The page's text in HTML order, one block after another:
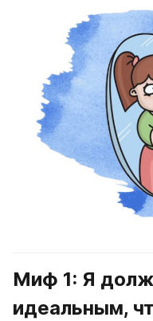
Миф 1: Я
идеальным,